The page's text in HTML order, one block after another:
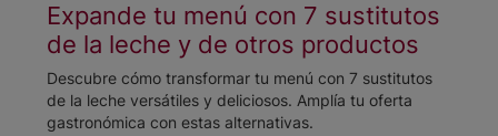
Expande tu menú con 7 sustitutos
de la leche y de otros productos
Descubre cómo transformar tu menú con 7 sustitutos
de la leche versátiles y deliciosos. Amplía tu oferta
gastronómica con estas alternativas.